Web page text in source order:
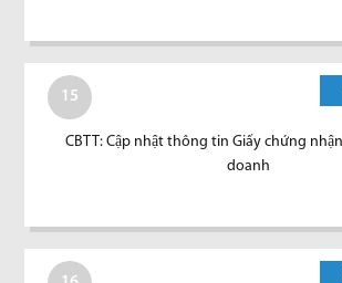
15
CBTT: Cập nhật thông tin Giấy chứng
doanh